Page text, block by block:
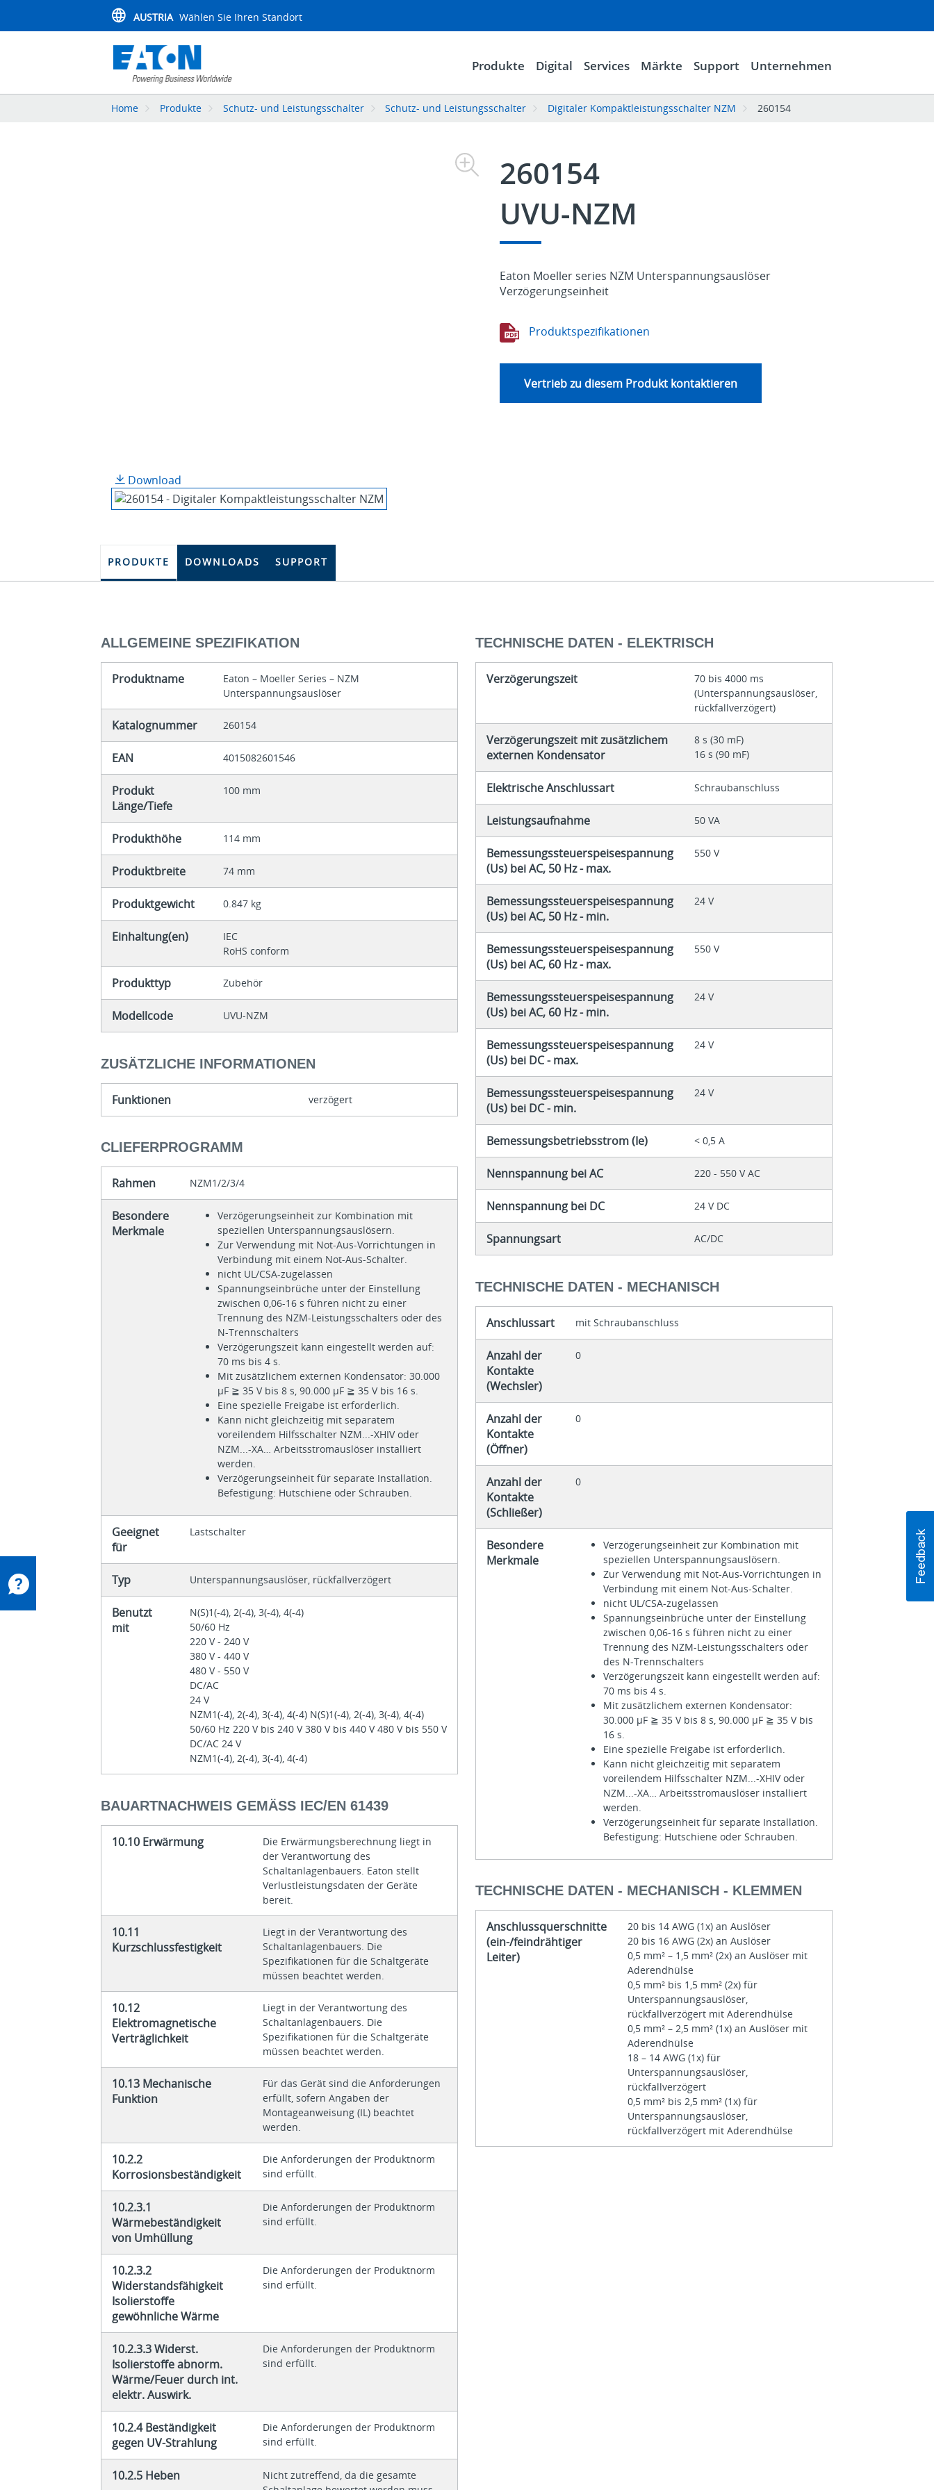
AUSTRIA Wählen Sie Ihren Standort
Produkte Digital Services Märkte Support Unternehmen
Home Produkte Schutz- und Leistungsschalter Schutz- und Leistungsschalter Digitaler Kompaktleistungsschalter NZM 260154
Download
260154
UVU-NZM
Eaton Moeller series NZM Unterspannungsauslöser
Verzögerungseinheit
Produktspezifikationen
Vertrieb zu diesem Produkt kontaktieren
PRODUKTE DOWNLOADS SUPPORT
ALLGEMEINE SPEZIFIKATION
Produktname
Eaton – Moeller Series – NZM
Unterspannungsauslöser
Katalognummer 260154
EAN 4015082601546
Produkt
Länge/Tiefe
100 mm
Produkthöhe 114 mm
Produktbreite 74 mm
Produktgewicht 0.847 kg
Einhaltung(en)
IEC
RoHS conform
Produkttyp Zubehör
Modellcode UVU-NZM
ZUSÄTZLICHE INFORMATIONEN
Funktionen verzögert
CLIEFERPROGRAMM
Rahmen NZM1/2/3/4
Besondere
Merkmale
Verzögerungseinheit zur Kombination mit
speziellen Unterspannungsauslösern.
Zur Verwendung mit Not-Aus-Vorrichtungen in
Verbindung mit einem Not-Aus-Schalter.
nicht UL/CSA-zugelassen
Spannungseinbrüche unter der Einstellung
zwischen 0,06-16 s führen nicht zu einer
Trennung des NZM-Leistungsschalters oder des
N-Trennschalters
Verzögerungszeit kann eingestellt werden auf:
70 ms bis 4 s.
Mit zusätzlichem externen Kondensator: 30.000
μF ≧ 35 V bis 8 s, 90.000 µF ≧ 35 V bis 16 s.
Eine spezielle Freigabe ist erforderlich.
Kann nicht gleichzeitig mit separatem
voreilendem Hilfsschalter NZM...-XHIV oder
NZM...-XA… Arbeitsstromauslöser installiert
werden.
Verzögerungseinheit für separate Installation.
Befestigung: Hutschiene oder Schrauben.
Geeignet
für
Lastschalter
Typ Unterspannungsauslöser, rückfallverzögert
Benutzt
mit
N(S)1(-4), 2(-4), 3(-4), 4(-4)
50/60 Hz
220 V - 240 V
380 V - 440 V
480 V - 550 V
DC/AC
24 V
NZM1(-4), 2(-4), 3(-4), 4(-4) N(S)1(-4), 2(-4), 3(-4), 4(-4)
50/60 Hz 220 V bis 240 V 380 V bis 440 V 480 V bis 550 V
DC/AC 24 V
NZM1(-4), 2(-4), 3(-4), 4(-4)
BAUARTNACHWEIS GEMÄSS IEC/EN 61439
10.10 Erwärmung
Die Erwärmungsberechnung liegt in
der Verantwortung des
Schaltanlagenbauers. Eaton stellt
Verlustleistungsdaten der Geräte
bereit.
10.11
Kurzschlussfestigkeit
Liegt in der Verantwortung des
Schaltanlagenbauers. Die
Spezifikationen für die Schaltgeräte
müssen beachtet werden.
10.12
Elektromagnetische
Verträglichkeit
Liegt in der Verantwortung des
Schaltanlagenbauers. Die
Spezifikationen für die Schaltgeräte
müssen beachtet werden.
10.13 Mechanische
Funktion
Für das Gerät sind die Anforderungen
erfüllt, sofern Angaben der
Montageanweisung (IL) beachtet
werden.
10.2.2
Korrosionsbeständigkeit
Die Anforderungen der Produktnorm
sind erfüllt.
10.2.3.1
Wärmebeständigkeit
von Umhüllung
Die Anforderungen der Produktnorm
sind erfüllt.
10.2.3.2
Widerstandsfähigkeit
Isolierstoffe
gewöhnliche Wärme
Die Anforderungen der Produktnorm
sind erfüllt.
10.2.3.3 Widerst.
Isolierstoffe abnorm.
Wärme/Feuer durch int.
elektr. Auswirk.
Die Anforderungen der Produktnorm
sind erfüllt.
10.2.4 Beständigkeit
gegen UV-Strahlung
Die Anforderungen der Produktnorm
sind erfüllt.
10.2.5 Heben
Nicht zutreffend, da die gesamte
TECHNISCHE DATEN - ELEKTRISCH
Verzögerungszeit
70 bis 4000 ms
(Unterspannungsauslöser,
rückfallverzögert)
Verzögerungszeit mit zusätzlichem
externen Kondensator
8 s (30 mF)
16 s (90 mF)
Elektrische Anschlussart Schraubanschluss
Leistungsaufnahme 50 VA
Bemessungssteuerspeisespannung
(Us) bei AC, 50 Hz - max.
550 V
Bemessungssteuerspeisespannung
(Us) bei AC, 50 Hz - min.
24 V
Bemessungssteuerspeisespannung
(Us) bei AC, 60 Hz - max.
550 V
Bemessungssteuerspeisespannung
(Us) bei AC, 60 Hz - min.
24 V
Bemessungssteuerspeisespannung
(Us) bei DC - max.
24 V
Bemessungssteuerspeisespannung
(Us) bei DC - min.
24 V
Bemessungsbetriebsstrom (Ie) < 0,5 A
Nennspannung bei AC 220 - 550 V AC
Nennspannung bei DC 24 V DC
Spannungsart AC/DC
TECHNISCHE DATEN - MECHANISCH
Anschlussart mit Schraubanschluss
Anzahl der
Kontakte
(Wechsler)
0
Anzahl der
Kontakte
(Öffner)
0
Anzahl der
Kontakte
(Schließer)
0
Besondere
Merkmale
Verzögerungseinheit zur Kombination mit
speziellen Unterspannungsauslösern.
Zur Verwendung mit Not-Aus-Vorrichtungen in
Verbindung mit einem Not-Aus-Schalter.
nicht UL/CSA-zugelassen
Spannungseinbrüche unter der Einstellung
zwischen 0,06-16 s führen nicht zu einer
Trennung des NZM-Leistungsschalters oder
des N-Trennschalters
Verzögerungszeit kann eingestellt werden auf:
70 ms bis 4 s.
Mit zusätzlichem externen Kondensator:
30.000 μF ≧ 35 V bis 8 s, 90.000 µF ≧ 35 V bis
16 s.
Eine spezielle Freigabe ist erforderlich.
Kann nicht gleichzeitig mit separatem
voreilendem Hilfsschalter NZM...-XHIV oder
NZM...-XA… Arbeitsstromauslöser installiert
werden.
Verzögerungseinheit für separate Installation.
Befestigung: Hutschiene oder Schrauben.
TECHNISCHE DATEN - MECHANISCH - KLEMMEN
Anschlussquerschnitte
(ein-/feindrähtiger
Leiter)
20 bis 14 AWG (1x) an Auslöser
20 bis 16 AWG (2x) an Auslöser
0,5 mm² – 1,5 mm² (2x) an Auslöser mit
Aderendhülse
0,5 mm² bis 1,5 mm² (2x) für
Unterspannungsauslöser,
rückfallverzögert mit Aderendhülse
0,5 mm² – 2,5 mm² (1x) an Auslöser mit
Aderendhülse
18 – 14 AWG (1x) für
Unterspannungsauslöser,
rückfallverzögert
0,5 mm² bis 2,5 mm² (1x) für
Unterspannungsauslöser,
rückfallverzögert mit Aderendhülse